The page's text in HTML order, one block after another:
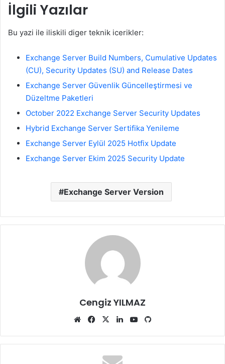
İlgili Yazılar
Bu yazi ile iliskili diger teknik icerikler:
Exchange Server Build Numbers, Cumulative Updates
(CU), Security Updates (SU) and Release Dates
Exchange Server Güvenlik Güncelleştirmesi ve
Düzeltme Paketleri
October 2022 Exchange Server Security Updates
Hybrid Exchange Server Sertifika Yenileme
Exchange Server Eylül 2025 Hotfix Update
Exchange Server Ekim 2025 Security Update
Exchange Server Version
Cengiz YILMAZ
Web
Facebook
X LinkedInYouTube